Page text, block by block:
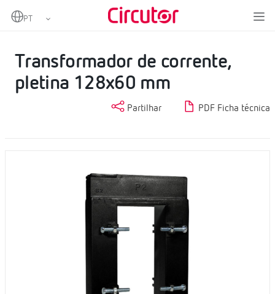
Home
Transformadores de corrente AC
Transformador de corrente,
pletina 128x60 mm
Partilhar PDF Ficha técnica